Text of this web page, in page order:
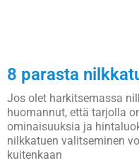
8 parasta
Jos olet harkitsemassa
huomannut, että tarjolla
ominaisuuksia ja
nilkkatuen valitseminen
kuitenkaan